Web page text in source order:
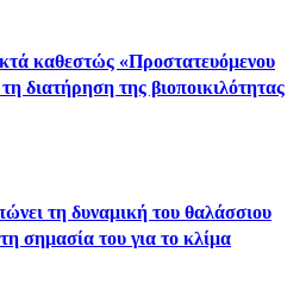
καθεστώς «Προστατευόμενου
διατήρηση της βιοποικιλότητας
τη δυναμική του θαλάσσιου
σημασία του για το κλίμα